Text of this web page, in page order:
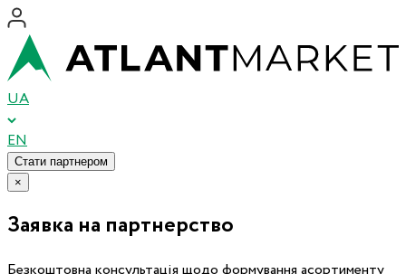
UA
EN
Стати партнером
×
Заявка на партнерство